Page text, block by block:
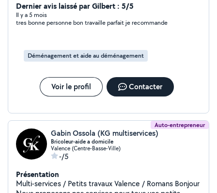
Dernier avis laissé par Gilbert : 5/5
Il y a 5 mois
tres bonne personne bon travaille parfait je recommande
Déménagement et aide au déménagement
Voir le profil Contacter
Auto-entrepreneur
Gabin Ossola (KG multiservices)
Bricoleur-aide a domicile
Valence (Centre-Basse-Ville)
-/5
Présentation
Multi-services / Petits travaux Valence / Romans Bonjour